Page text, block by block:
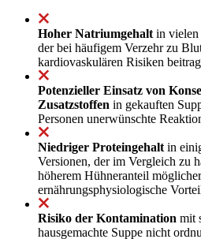
Hoher Natriumgehalt in vielen
der bei häufigem Verzehr zu
kardiovaskulären Risiken
Potenzieller Einsatz von
Zusatzstoffen in gekauften
Personen unerwünschte
Niedriger Proteingehalt in
Versionen, der im Vergleich zu
höherem Hühneranteil
ernährungsphysiologische
Risiko der Kontamination mit
hausgemachte Suppe nicht